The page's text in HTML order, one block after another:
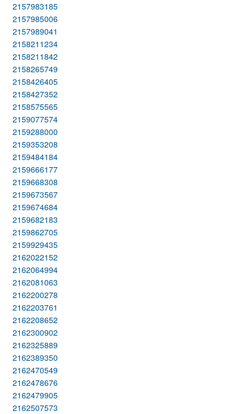
2157983185
2157985006
2157989041
2158211234
2158211842
2158265749
2158426405
2158427352
2158575565
2159077574
2159288000
2159353208
2159484184
2159666177
2159668308
2159673567
2159674684
2159682183
2159862705
2159929435
2162022152
2162064994
2162081063
2162200278
2162203761
2162208652
2162300902
2162325889
2162389350
2162470549
2162478676
2162479905
2162507573